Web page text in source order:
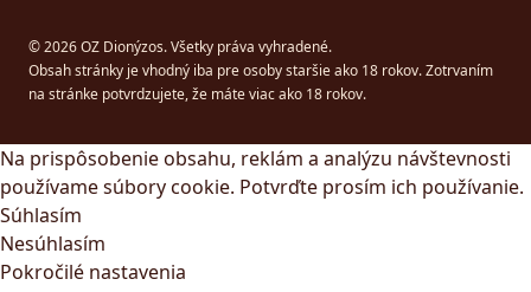
© 2026 OZ Dionýzos. Všetky práva vyhradené.
Obsah stránky je vhodný iba pre osoby staršie ako 18 rokov. Zotrvaním
na stránke potvrdzujete, že máte viac ako 18 rokov.
Na prispôsobenie obsahu, reklám a analýzu návštevnosti
používame súbory cookie. Potvrďte prosím ich používanie.
Súhlasím
Nesúhlasím
Pokročilé nastavenia